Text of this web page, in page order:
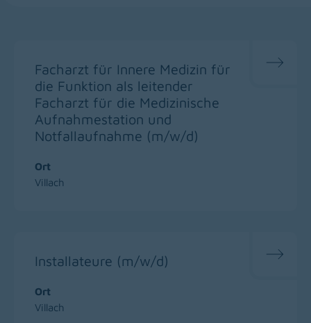
Facharzt für Innere Medizin für
die Funktion als leitender
Facharzt für die Medizinische
Aufnahmestation und
Notfallaufnahme (m/w/d)
Ort
Villach
Installateure (m/w/d)
Ort
Villach